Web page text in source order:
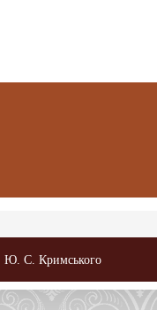
Ю. С. Кримського